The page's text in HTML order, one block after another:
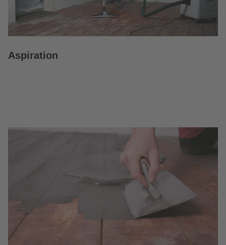
Aspiration